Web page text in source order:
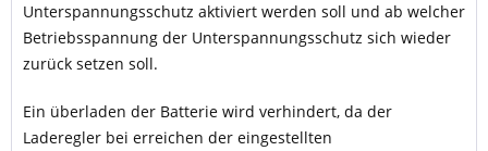
Unterspannungsschutz aktiviert werden soll und ab welcher
Betriebsspannung der Unterspannungsschutz sich wieder
zurück setzen soll.
Ein überladen der Batterie wird verhindert, da der
Laderegler bei erreichen der eingestellten